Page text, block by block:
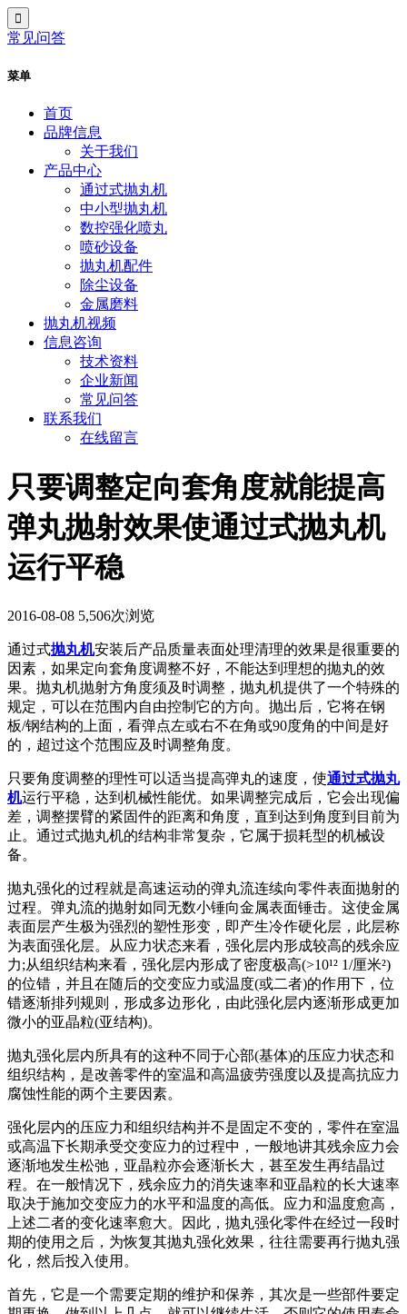
常见问答
菜单
首页
品牌信息
关于我们
产品中心
通过式抛丸机
中小型抛丸机
数控强化喷丸
喷砂设备
抛丸机配件
除尘设备
金属磨料
抛丸机视频
信息咨询
技术资料
企业新闻
常见问答
联系我们
在线留言
只要调整定向套角度就能提高
弹丸抛射效果使通过式抛丸机
运行平稳
2016-08-08 5,506次浏览
通过式抛丸机安装后产品质量表面处理清理的效果是很重要的
因素，如果定向套角度调整不好，不能达到理想的抛丸的效
果。抛丸机抛射方角度须及时调整，抛丸机提供了一个特殊的
规定，可以在范围内自由控制它的方向。抛出后，它将在钢
板/钢结构的上面，看弹点左或右不在角或90度角的中间是好
的，超过这个范围应及时调整角度。
只要角度调整的理性可以适当提高弹丸的速度，使通过式抛丸
机运行平稳，达到机械性能优。如果调整完成后，它会出现偏
差，调整摆臂的紧固件的距离和角度，直到达到角度到目前为
止。通过式抛丸机的结构非常复杂，它属于损耗型的机械设
备。
抛丸强化的过程就是高速运动的弹丸流连续向零件表面抛射的
过程。弹丸流的抛射如同无数小锤向金属表面锤击。这使金属
表面层产生极为强烈的塑性形变，即产生冷作硬化层，此层称
为表面强化层。从应力状态来看，强化层内形成较高的残余应
力;从组织结构来看，强化层内形成了密度极高(>10¹² 1/厘米²)
的位错，并且在随后的交变应力或温度(或二者)的作用下，位
错逐渐排列规则，形成多边形化，由此强化层内逐渐形成更加
微小的亚晶粒(亚结构)。
抛丸强化层内所具有的这种不同于心部(基体)的压应力状态和
组织结构，是改善零件的室温和高温疲劳强度以及提高抗应力
腐蚀性能的两个主要因素。
强化层内的压应力和组织结构并不是固定不变的，零件在室温
或高温下长期承受交变应力的过程中，一般地讲其残余应力会
逐渐地发生松弛，亚晶粒亦会逐渐长大，甚至发生再结晶过
程。在一般情况下，残余应力的消失速率和亚晶粒的长大速率
取决于施加交变应力的水平和温度的高低。应力和温度愈高，
上述二者的变化速率愈大。因此，抛丸强化零件在经过一段时
期的使用之后，为恢复其抛丸强化效果，往往需要再行抛丸强
化，然后投入使用。
首先，它是一个需要定期的维护和保养，其次是一些部件要定